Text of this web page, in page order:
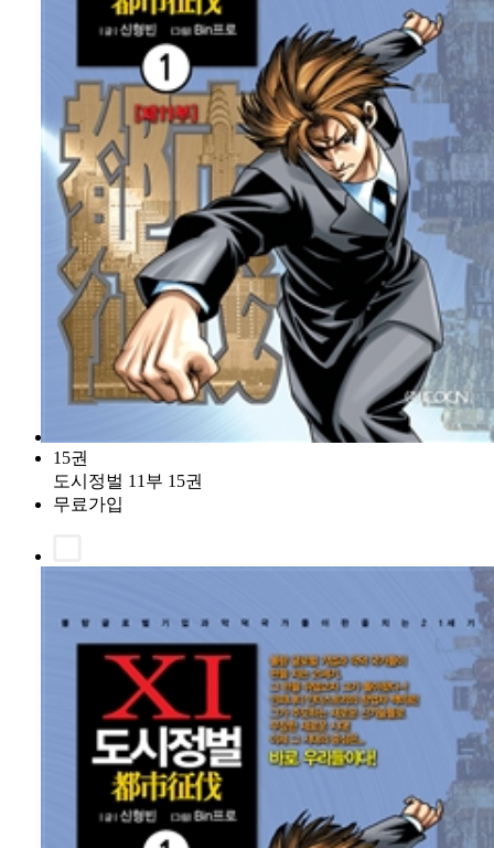
15권
도시정벌 11부 15권
무료가입